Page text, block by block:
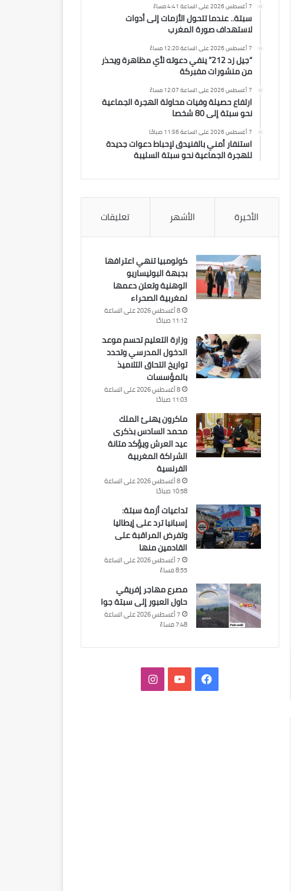
7 أغسطس 2026 على الساعة 4:41 مساءً
سبتة.. عندما تتحول الأزمات إلى أدوات
لاستهداف صورة المغرب
7 أغسطس 2026 على الساعة 12:20 مساءً
“جيل زد 212” ينفي دعوته لأي مظاهرة ويحذر
من منشورات مفبركة
7 أغسطس 2026 على الساعة 12:07 مساءً
ارتفاع حصيلة وفيات محاولة الهجرة الجماعية
نحو سبتة إلى 80 شخصا
7 أغسطس 2026 على الساعة 11:56 صباحًا
استنفار أمني بالفنيدق لإحباط دعوات جديدة
للهجرة الجماعية نحو سبتة السليبة
الأخيرة الأشهر تعليقات
كولومبيا تنهي اعترافها
بجبهة البوليساريو
الوهنية وتعلن دعمها
لمغربية الصحراء
8 أغسطس 2026 على الساعة
11:12 صباحًا
وزارة التعليم تحسم موعد
الدخول المدرسي وتحدد
تواريخ التحاق التلاميذ
بالمؤسسات
8 أغسطس 2026 على الساعة
11:03 صباحًا
ماكرون يهنئ الملك
محمد السادس بذكرى
عيد العرش ويؤكد متانة
الشراكة المغربية
الفرنسية
8 أغسطس 2026 على الساعة
10:58 صباحًا
تداعيات أزمة سبتة:
إسبانيا ترد على إيطاليا
وتفرض المراقبة على
القادمين منها
7 أغسطس 2026 على الساعة
8:55 مساءً
مصرع مهاجر إفريقي
حاول العبور إلى سبتة جوا
7 أغسطس 2026 على الساعة
7:48 مساءً
فيسبوك‫YouTubeانستقرام